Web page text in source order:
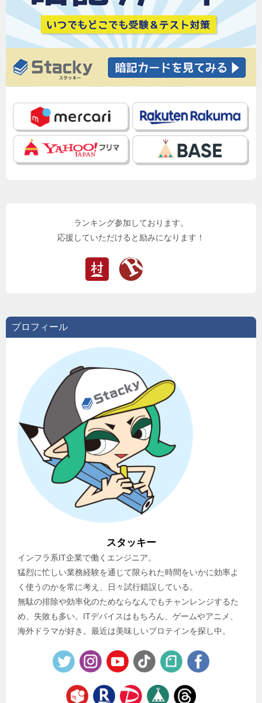
ランキング参加しております。
応援していただけると励みになります！
プロフィール
スタッキー
インフラ系IT企業で働くエンジニア。
猛烈に忙しい業務経験を通じて限られた時間をいかに効率よ
く使うのかを常に考え、日々試行錯誤している。
無駄の排除や効率化のためならなんでもチャンレンジするた
め、失敗も多い。ITデバイスはもちろん、ゲームやアニメ、
海外ドラマが好き。最近は美味しいプロテインを探し中。